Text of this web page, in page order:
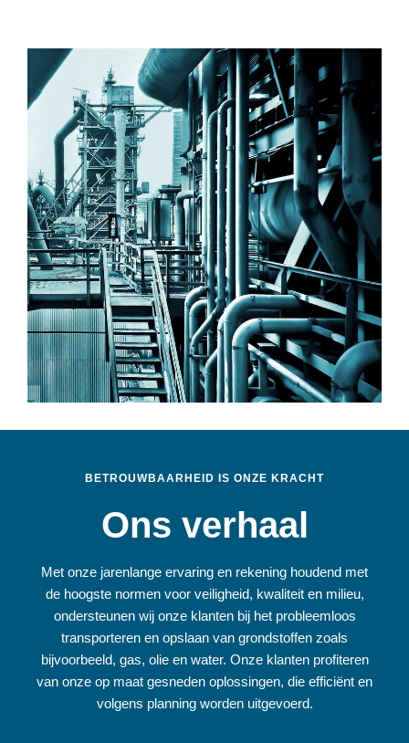
BETROUWBAARHEID IS ONZE KRACHT
Ons verhaal
Met onze jarenlange ervaring en rekening houdend met
de hoogste normen voor veiligheid, kwaliteit en milieu,
ondersteunen wij onze klanten bij het probleemloos
transporteren en opslaan van grondstoffen zoals
bijvoorbeeld, gas, olie en water. Onze klanten profiteren
van onze op maat gesneden oplossingen, die efficiënt en
volgens planning worden uitgevoerd.